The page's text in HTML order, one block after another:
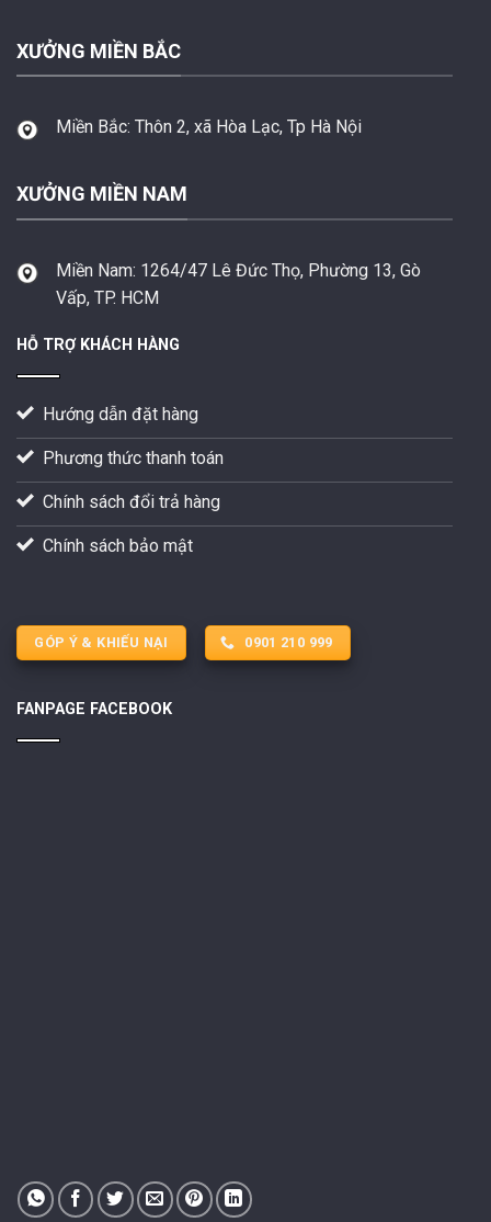
XƯỞNG MIỀN BẮC
Miền Bắc: Thôn 2, xã Hòa Lạc, Tp Hà Nội
XƯỞNG MIỀN NAM
Miền Nam: 1264/47 Lê Đức Thọ, Phường 13, Gò
Vấp, TP. HCM
HỖ TRỢ KHÁCH HÀNG
Hướng dẫn đặt hàng
Phương thức thanh toán
Chính sách đổi trả hàng
Chính sách bảo mật
GÓP Ý & KHIẾU NẠI 0901 210 999
FANPAGE FACEBOOK